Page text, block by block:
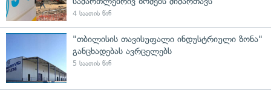
4 საათის წინ
"თბილისის თავისუფალი ინდუსტრიული ზონა"
განცხადებას ავრცელებს
5 საათის წინ